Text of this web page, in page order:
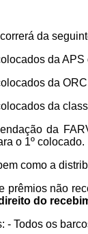
da
da
da ORC
da
da
o 1º colocado.
como a
prêmios não
do
- Todos os